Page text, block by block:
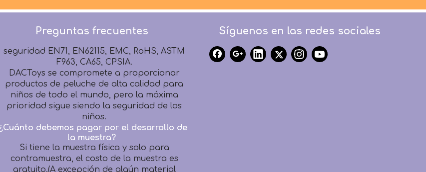
Preguntas frecuentes
seguridad EN71, EN62115, EMC, RoHS, ASTM
F963, CA65, CPSIA.
DACToys se compromete a proporcionar
productos de peluche de alta calidad para
niños de todo el mundo, pero la máxima
prioridad sigue siendo la seguridad de los
niños.
¿Cuánto debemos pagar por el desarrollo de
la muestra?
Si tiene la muestra física y solo para
contramuestra, el costo de la muestra es
gratuito.(A excepción de algún material
especial o artesanías especiales, se necesita
una inversión adicional)
Síguenos en las redes sociales